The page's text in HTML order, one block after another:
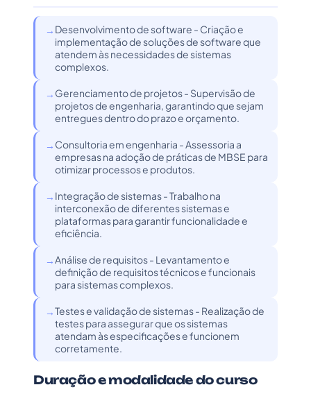
Desenvolvimento de software - Criação e
implementação de soluções de software que
atendem às necessidades de sistemas
complexos.
Gerenciamento de projetos - Supervisão de
projetos de engenharia, garantindo que sejam
entregues dentro do prazo e orçamento.
Consultoria em engenharia - Assessoria a
empresas na adoção de práticas de MBSE para
otimizar processos e produtos.
Integração de sistemas - Trabalho na
interconexão de diferentes sistemas e
plataformas para garantir funcionalidade e
eficiência.
Análise de requisitos - Levantamento e
definição de requisitos técnicos e funcionais
para sistemas complexos.
Testes e validação de sistemas - Realização de
testes para assegurar que os sistemas
atendam às especificações e funcionem
corretamente.
Duração e modalidade do curso